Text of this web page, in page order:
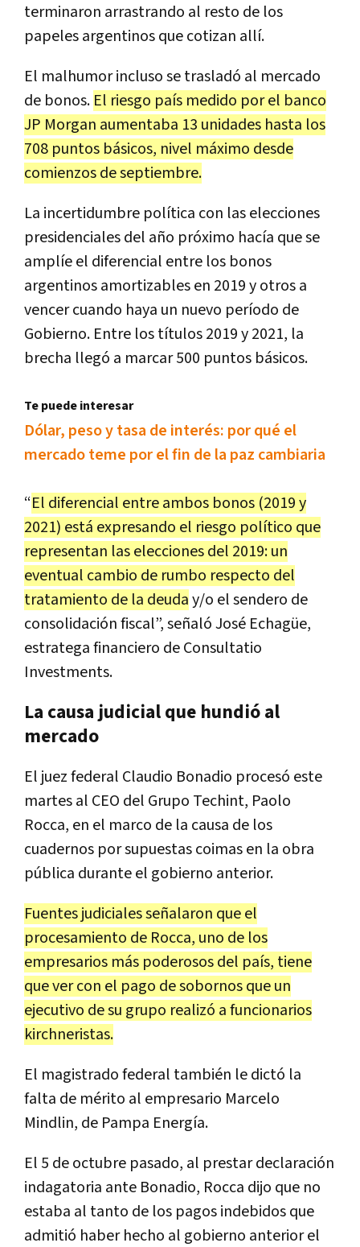
terminaron arrastrando al resto de los
papelesargentinosquecotizan allí.
El malhumorinclusosetrasladó al mercado
de bonos. El riesgo país medido porel banco
JP Morgan aumentaba 13 unidades hasta los
708 puntos básicos, nivel máximo desde
comienzosdeseptiembre.
La incertidumbre política con laselecciones
presidencialesdel año próximo hacía quese
amplíeel diferencial entre los bonos
argentinosamortizablesen 2019yotrosa
vencercuando haya un nuevo período de
Gobierno. Entre lostítulos2019y2021, la
brecha llegó a marcar500 puntos básicos.
Te puede interesar
Dólar, peso y tasa de interés: por qué el
mercado teme por el fin de la paz cambiaria
“El diferencial entreambos bonos (2019y
2021) está expresando el riesgo político que
representan laseleccionesdel 2019:un
eventual cambio de rumbo respecto del
tratamiento de la deuday/o elsendero de
consolidaciónfiscal”,señalóJosé Echagüe,
estrategafinanciero deConsultatio
Investments.
La causa judicial que hundió al
mercado
El juezfederal Claudio Bonadio procesó este
martesal CEO del Grupo Techint, Paolo
Rocca, en el marco de la causa de los
cuadernos porsupuestascoimasen la obra
pública duranteel gobierno anterior.
Fuentesjudicialesseñalaron queel
procesamiento de Rocca, uno de los
empresarios más poderososdel país, tiene
quevercon el pago desobornosqueun
ejecutivo desu grupo realizó afuncionarios
kirchneristas.
El magistradofederal también ledictó la
falta de mérito al empresario Marcelo
Mindlin, de Pampa Energía.
El 5 deoctubre pasado, al prestardeclaración
indagatoria ante Bonadio, Rocca dijo que no
estaba al tanto de los pagosindebidosque
admitió haber hecho al gobierno anteriorel